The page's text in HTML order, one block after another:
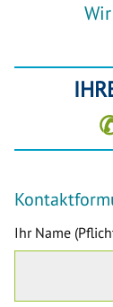
Ihr Name